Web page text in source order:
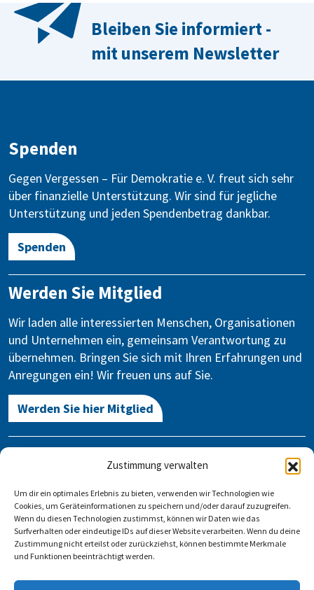
Zustimmung verwalten
Um dir ein optimales Erlebnis zu bieten, verwenden wir Technologien wie
Cookies, um Geräteinformationen zu speichern und/oder darauf zuzugreifen.
Wenn du diesen Technologien zustimmst, können wir Daten wie das
Surfverhalten oder eindeutige IDs auf dieser Website verarbeiten. Wenn du deine
Zustimmung nicht erteilst oder zurückziehst, können bestimmte Merkmale
und Funktionen beeinträchtigt werden.
Bleiben Sie informiert -
mit unserem Newsletter
Spenden
Gegen Vergessen – Für Demokratie e. V. freut sich sehr
über finanzielle Unterstützung. Wir sind für jegliche
Unterstützung und jeden Spendenbetrag dankbar.
Spenden
Werden Sie Mitglied
Wir laden alle interessierten Menschen, Organisationen
und Unternehmen ein, gemeinsam Verantwortung zu
übernehmen. Bringen Sie sich mit Ihren Erfahrungen und
Anregungen ein! Wir freuen uns auf Sie.
Werden Sie hier Mitglied
Kontakt
Stauffenbergstraße 13-14
10785 Berlin
info@gegen-vergessen.de
Kontakt